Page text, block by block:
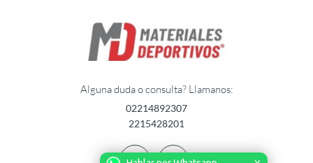
Alguna duda o consulta? Llamanos:
02214892307
2215428201